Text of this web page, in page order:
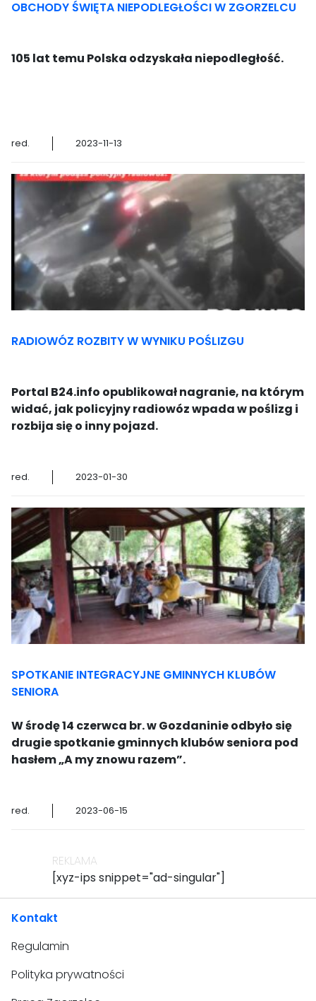
OBCHODY ŚWIĘTA NIEPODLEGŁOŚCI W ZGORZELCU
105 lat temu Polska odzyskała niepodległość.
red. 2023-11-13
RADIOWÓZ ROZBITY W WYNIKU POŚLIZGU
Portal B24.info opublikował nagranie, na którym
widać, jak policyjny radiowóz wpada w poślizg i
rozbija się o inny pojazd.
red. 2023-01-30
SPOTKANIE INTEGRACYJNE GMINNYCH KLUBÓW
SENIORA
W środę 14 czerwca br. w Gozdaninie odbyło się
drugie spotkanie gminnych klubów seniora pod
hasłem „A my znowu razem”.
red. 2023-06-15
REKLAMA
[xyz-ips snippet="ad-singular"]
Kontakt
Regulamin
Polityka prywatności